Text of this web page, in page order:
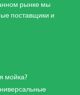
рынке мы
поставщики и
мойка?